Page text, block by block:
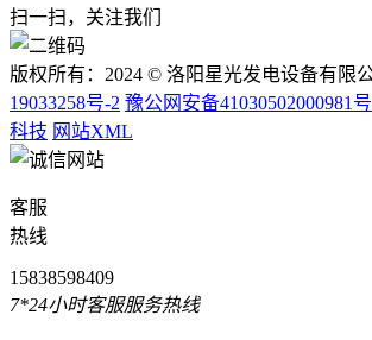
扫一扫，关注我们
版权所有：2024 © 洛阳星光发电设备有限
19033258号-2 豫公网安备41030502000981号
科技 网站XML
客服
热线
15838598409
7*24小时客服服务热线